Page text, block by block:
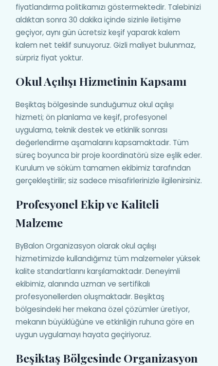
fiyatlandırma politikamızı göstermektedir. Talebinizi
aldıktan sonra 30 dakika içinde sizinle iletişime
geçiyor, aynı gün ücretsiz keşif yaparak kalem
kalem net teklif sunuyoruz. Gizli maliyet bulunmaz,
sürpriz fiyat yoktur.
Okul Açılışı Hizmetinin Kapsamı
Beşiktaş bölgesinde sunduğumuz okul açılışı
hizmeti; ön planlama ve keşif, profesyonel
uygulama, teknik destek ve etkinlik sonrası
değerlendirme aşamalarını kapsamaktadır. Tüm
süreç boyunca bir proje koordinatörü size eşlik eder.
Kurulum ve söküm tamamen ekibimiz tarafından
gerçekleştirilir; siz sadece misafirlerinizle ilgilenirsiniz.
Profesyonel Ekip ve Kaliteli
Malzeme
ByBalon Organizasyon olarak okul açılışı
hizmetimizde kullandığımız tüm malzemeler yüksek
kalite standartlarını karşılamaktadır. Deneyimli
ekibimiz, alanında uzman ve sertifikalı
profesyonellerden oluşmaktadır. Beşiktaş
bölgesindeki her mekana özel çözümler üretiyor,
mekanın büyüklüğüne ve etkinliğin ruhuna göre en
uygun uygulamayı hayata geçiriyoruz.
Beşiktaş Bölgesinde Organizasyon